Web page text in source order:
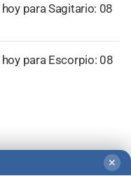
para Sagitario: 08
para Escorpio: 08
✕